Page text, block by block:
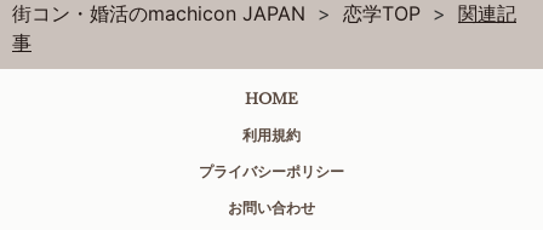
街コン・婚活のmachicon JAPAN 恋学TOP
関連記
事
HOME
利用規約
プライバシーポリシー
お問い合わせ